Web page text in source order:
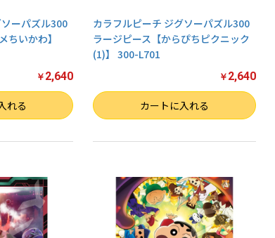
ーパズル300
ちいかわ】
￥ 2,640
れる
カラフルピーチ ジグソーパズル300
ラージピース【からぴちピクニック
(1)】 300-L701
￥ 2,640
数量 カートに入れる